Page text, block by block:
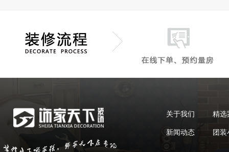
关于我们
新闻动态
精选
团